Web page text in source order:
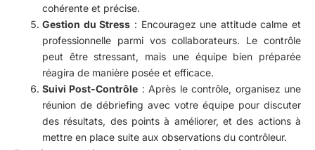
cohérente et précise.
Gestion du Stress : Encouragez une attitude calme et
professionnelle parmi vos collaborateurs. Le contrôle
peut être stressant, mais une équipe bien préparée
réagira de manière posée et efficace.
Suivi Post-Contrôle : Après le contrôle, organisez une
réunion de débriefing avec votre équipe pour discuter
des résultats, des points à améliorer, et des actions à
mettre en place suite aux observations du contrôleur.